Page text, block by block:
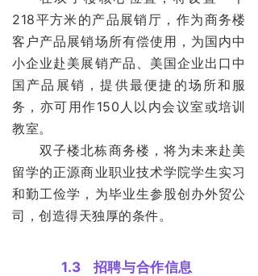
218平方米的产品展销厅，作为商务楼
客户产品展销场所有偿使用，为国内中
小企业赴美展销产品、美国企业出口中
国产品展销，提供最便捷的场所和服
务，亦可用作150人以内会议室或培训
教室。
双子楼北栋商务楼，将为未来赴美
留学的正源商业职业技术学院学生实习
和勤工俭学，为毕业生参股创办外贸公
司，创造得天独厚的条件。
1.3 招聘与合作信息